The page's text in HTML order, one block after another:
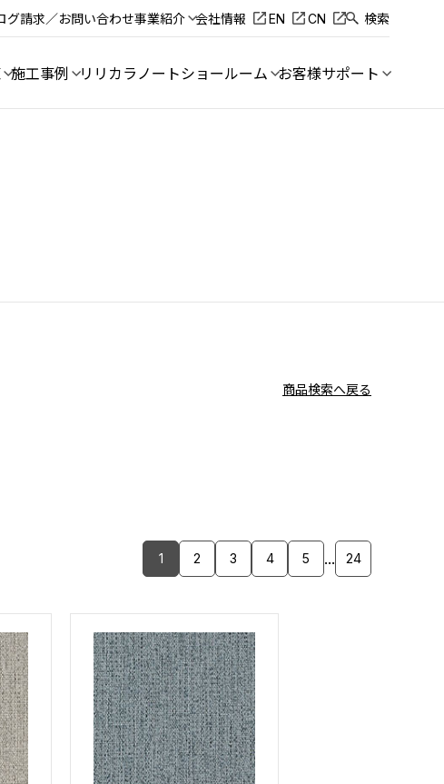
グ請求／お問い合わせ事業紹介 会社情報 EN CN 検索
施工事例 リリカラノートショールーム お客様サポート
商品検索へ戻る
1 2 3 4 5 ... 24